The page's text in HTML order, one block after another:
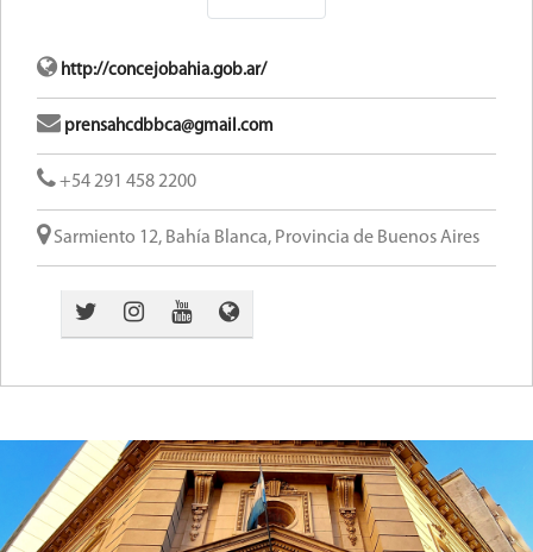
http://concejobahia.gob.ar/
prensahcdbbca@gmail.com
+54 291 458 2200
Sarmiento 12, Bahía Blanca, Provincia de Buenos Aires